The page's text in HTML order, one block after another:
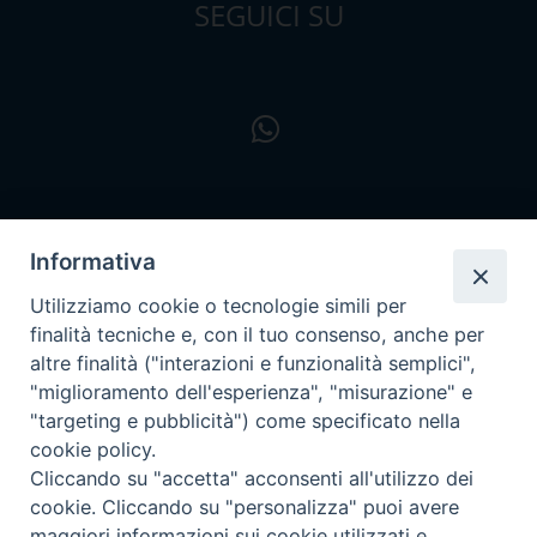
SEGUICI SU
Informativa
Utilizziamo cookie o tecnologie simili per
finalità tecniche e, con il tuo consenso, anche per
altre finalità ("interazioni e funzionalità semplici",
"miglioramento dell'esperienza", "misurazione" e
"targeting e pubblicità") come specificato nella
cookie policy.
Cliccando su "accetta" acconsenti all'utilizzo dei
cookie. Cliccando su "personalizza" puoi avere